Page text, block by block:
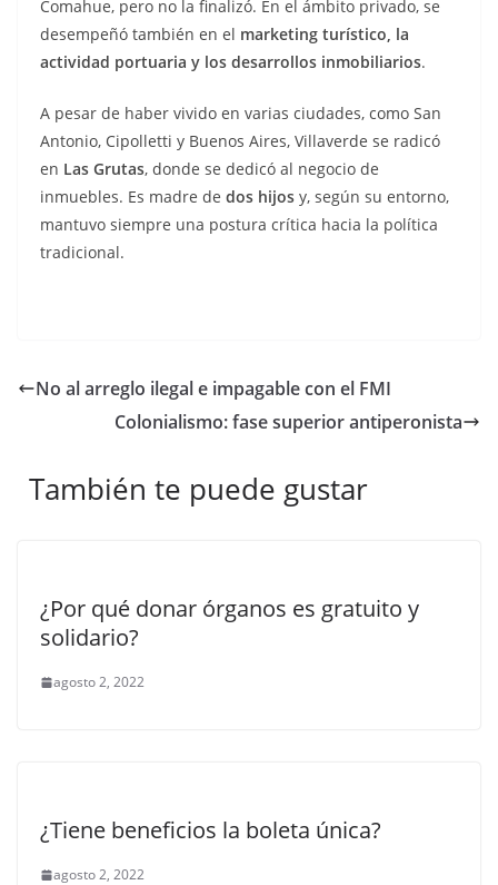
Comahue, pero no la finalizó. En el ámbito privado, se
desempeñó también en el marketing turístico, la
actividad portuaria y los desarrollos inmobiliarios.
A pesar de haber vivido en varias ciudades, como San
Antonio, Cipolletti y Buenos Aires, Villaverde se radicó
en Las Grutas, donde se dedicó al negocio de
inmuebles. Es madre de dos hijos y, según su entorno,
mantuvo siempre una postura crítica hacia la política
tradicional.
No al arreglo ilegal e impagable con el FMI
Colonialismo: fase superior antiperonista
También te puede gustar
¿Por qué donar órganos es gratuito y
solidario?
agosto 2, 2022
¿Tiene beneficios la boleta única?
agosto 2, 2022